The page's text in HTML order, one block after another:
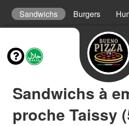
Sandwichs Burgers
Sandwichs à
proche Taissy